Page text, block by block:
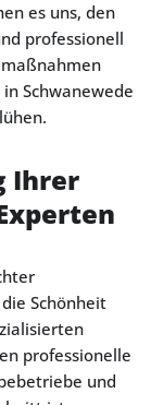
es uns, den
professionell
Schwanewede
Ihrer
Schönheit
professionelle
und